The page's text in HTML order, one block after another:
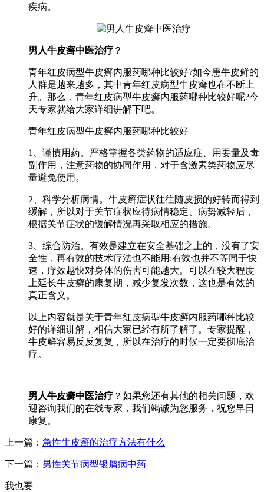
疾病。
男人牛皮癣中医治疗 ？
青年红皮病型牛皮癣内服药哪种比较好?如今患牛皮鲜的
人群是越来越多，其中青年红皮病型牛皮癣也在不断上
升。那么，青年红皮病型牛皮癣内服药哪种比较好呢?今
天专家就给大家详细讲解下吧。
青年红皮病型牛皮癣内服药哪种比较好
1、谨慎用药。严格掌握各类药物的适应症、用要量及毒
副作用，注意药物的协同作用，对于含激素类药物应尽
量避免使用。
2、科学分析病情。牛皮癣症状往往随皮损的好转而得到
缓解，所以对于关节症状应待病情稳定、病势减轻后，
根据关节症状的缓解情况再采取相应的措施。
3、综合防治。有效是建立在安全基础之上的，没有了安
全性，再有效的技术疗法也不能用;有效也并不等同于快
速，疗效越快对身体的伤害可能越大。可以在较大程度
上延长牛皮癣的康复期，减少复发次数，这也是有效的
真正含义。
以上内容就是关于青年红皮病型牛皮癣内服药哪种比较
好的详细讲解，相信大家已经有所了解了。专家提醒，
牛皮鲜容易反反复复，所以在治疗的时候一定要彻底治
疗。
男人牛皮癣中医治疗 ？如果您还有其他的相关问题，欢
迎咨询我们的在线专家，我们竭诚为您服务，祝您早日
康复。
上一篇： 急性牛皮癣的治疗方法有什么
下一篇： 男性关节病型银屑病中药
我也要